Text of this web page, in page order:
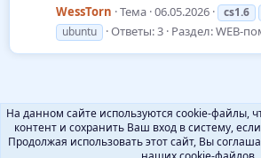
WessTorn Тема 06.05.2026 cs1.6
ubuntu
Ответы: 3 Раздел:WEB-
На данном сайте используются cookie-файлы,
контент и сохранить Ваш вход в систему,
Продолжая использовать этот сайт, Вы